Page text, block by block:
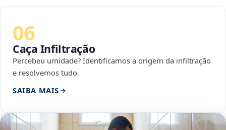
06
Caça Infiltração
Percebeu umidade? Identificamos a origem da infiltração
e resolvemos tudo.
SAIBA MAIS